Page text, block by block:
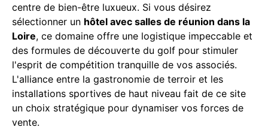
centre de bien-être luxueux. Si vous désirez
sélectionner un hôtel avec salles de réunion dans la
Loire, ce domaine offre une logistique impeccable et
des formules de découverte du golf pour stimuler
l'esprit de compétition tranquille de vos associés.
L'alliance entre la gastronomie de terroir et les
installations sportives de haut niveau fait de ce site
un choix stratégique pour dynamiser vos forces de
vente.